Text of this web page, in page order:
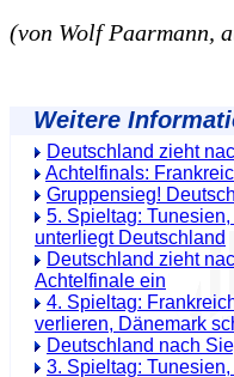
(von Wolf Paarmann,
Weitere
Deutschland zieht
Achtelfinals:
Gruppensieg!
5. Spieltag:
unterliegt Deutschland
Deutschland zieht
Achtelfinale ein
4. Spieltag:
verlieren, Dänemark
Deutschland nach
3. Spieltag: